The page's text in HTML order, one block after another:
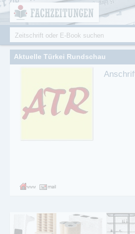
Fachzeitungen.de - Das
Fachmagazine
Suchformular
Suche
Aktuelle Türkei Rundschau
Cookie-Einstellungen